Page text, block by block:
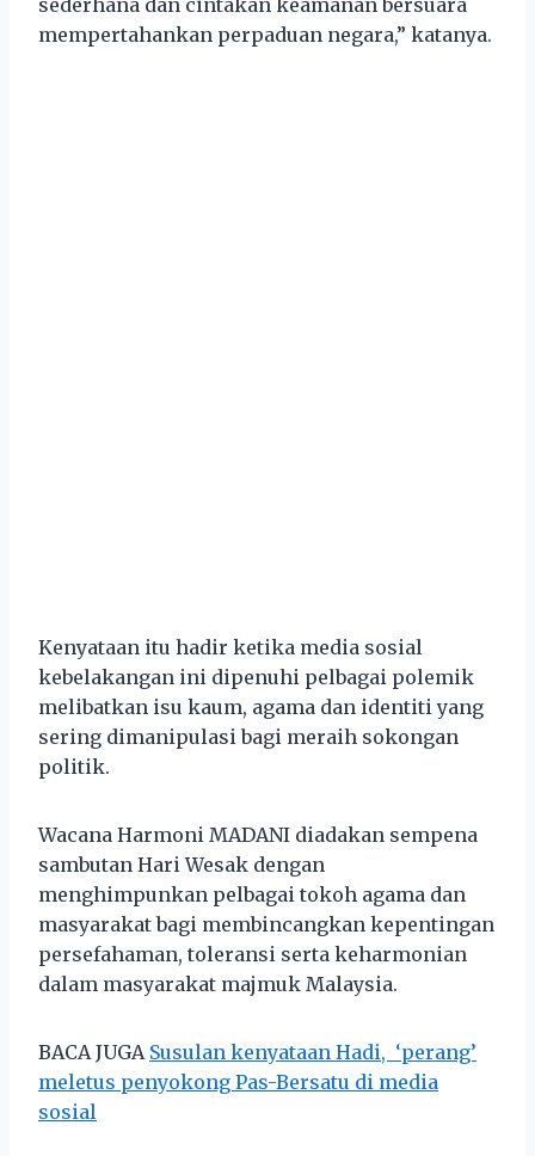
mempertahankan perpaduan negara,” katanya.
Kenyataan itu hadir ketika media sosial
kebelakangan ini dipenuhi pelbagai polemik
melibatkan isu kaum, agama dan identiti yang
sering dimanipulasi bagi meraih sokongan
politik.
Wacana Harmoni MADANI diadakan sempena
sambutan Hari Wesak dengan
menghimpunkan pelbagai tokoh agama dan
masyarakat bagi membincangkan kepentingan
persefahaman, toleransi serta keharmonian
dalam masyarakat majmuk Malaysia.
BACA JUGA Susulan kenyataan Hadi, ‘perang’
meletus penyokong Pas-Bersatu di media
sosial